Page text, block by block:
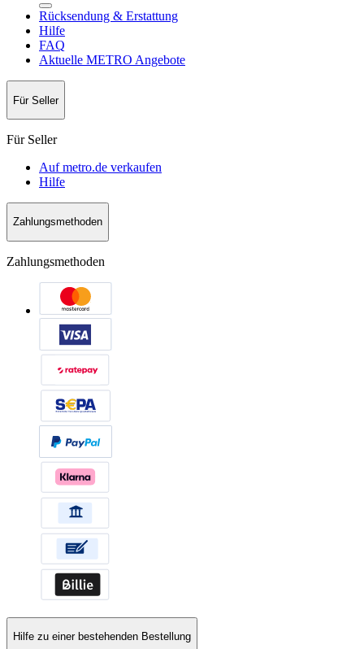
Rücksendung & Erstattung
Hilfe
FAQ
Aktuelle METRO Angebote
Für Seller
Für Seller
Auf metro.de verkaufen
Hilfe
Zahlungsmethoden
Zahlungsmethoden
Hilfe zu einer bestehenden Bestellung